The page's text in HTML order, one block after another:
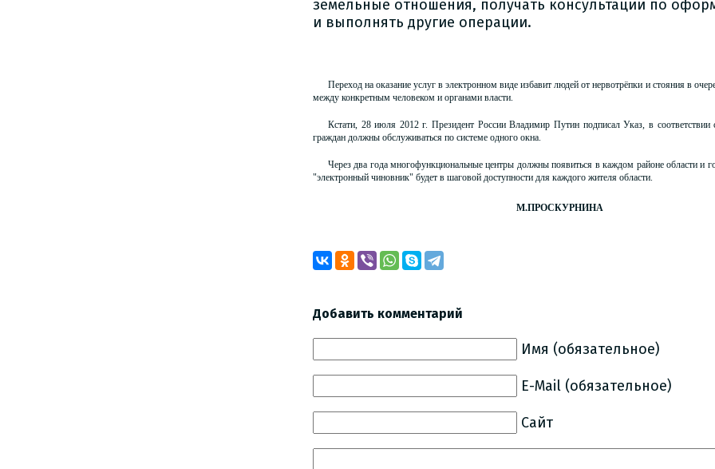
земельные отношения, получать консультации по
и выполнять другие операции.
Переход на оказание услуг в электронном виде избавит людей от нервотрёпки и стояния в
между конкретным человеком и органами власти.
Кстати, 28 июля 2012 г. Президент России Владимир Путин подписал Указ, в
граждан должны обслуживаться по системе одного окна.
Через два года многофункциональные центры должны появиться в каждом районе области и
"электронный чиновник" будет в шаговой доступности для каждого жителя области.
М.ПРОСКУРНИНА
Добавить комментарий
Имя (обязательное)
E-Mail (обязательное)
Сайт